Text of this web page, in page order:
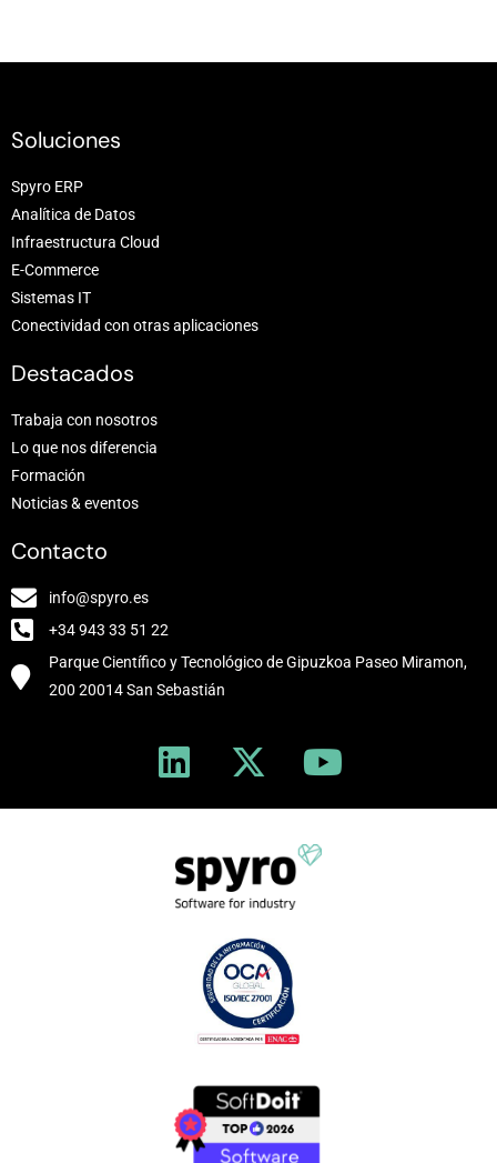
Soluciones
Spyro ERP
Analítica de Datos
Infraestructura Cloud
E-Commerce
Sistemas IT
Conectividad con otras aplicaciones
Destacados
Trabaja con nosotros
Lo que nos diferencia
Formación
Noticias & eventos
Contacto
info@spyro.es
+34 943 33 51 22
Parque Científico y Tecnológico de Gipuzkoa Paseo Miramon,
200 20014 San Sebastián